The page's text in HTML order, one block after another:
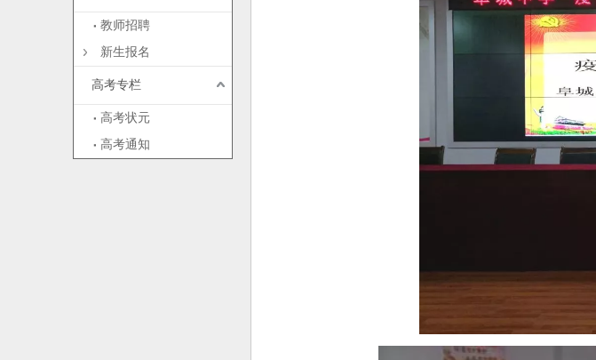
教师招聘
新生报名
高考专栏
高考状元
高考通知